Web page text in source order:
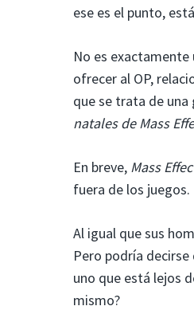
ese es el punto,
No es
ofrecer al OP,
que se trata de
natales de Mass
En breve, Mass
fuera de los juegos.
Al igual que sus
Pero podría
uno que está lejos
mismo?